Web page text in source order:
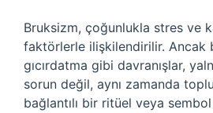
Bruksizm, çoğunlukla stres ve
faktörlerle ilişkilendirilir. Ancak
gıcırdatma gibi davranışlar,
sorun değil, aynı zamanda
bağlantılı bir ritüel veya